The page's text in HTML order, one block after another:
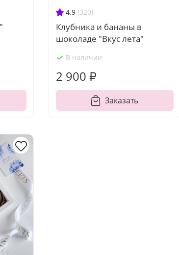
4.9 (320)
Клубника и бананы в
шоколаде "Вкус лета"
В наличии
2 900 ₽
Заказать